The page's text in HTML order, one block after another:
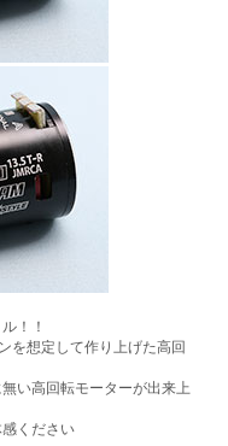
！！
を想定して作り上げた高回
い高回転モーターが出来上
ください